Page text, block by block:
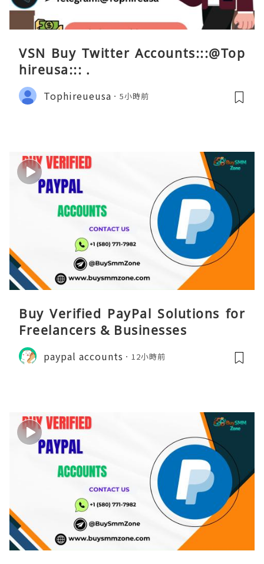
VSN Buy Twitter Accounts:::@Top
hireusa::: .
Tophireueusa 5小時前
Buy Verified PayPal Solutions for
Freelancers & Businesses
paypal accounts 12小時前